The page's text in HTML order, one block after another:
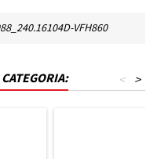
VFH860
>
<